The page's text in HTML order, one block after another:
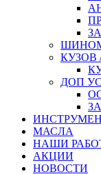
КУЗОВ
ДОП
МАСЛА
НАШИ
АКЦИИ
НОВОСТИ